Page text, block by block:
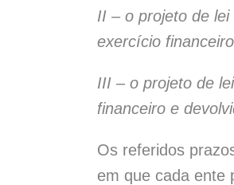
II – o projeto de
exercício
III – o projeto de
financeiro e
Os referidos
em que cada ente